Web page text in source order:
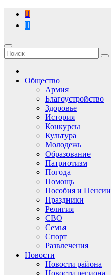
Перейти
содержимому
Общество
Армия
Благоустройство
Здоровье
История
Конкурсы
Культура
Молодежь
Образование
Патриотизм
Погода
Помощь
Пособия и Пенсии
Праздники
Религия
СВО
Семья
Спорт
Развлечения
Новости
Новости района
Новости региона